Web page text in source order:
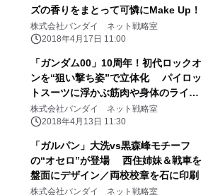
ズの香りをまとって可憐にMake Up！
株式会社バンダイ ネット戦略室
2018年4月17日 11:00
「ガンダム00」10周年！初代ロックオ
ンを“狙い撃ち姿”で立体化 パイロッ
トスーツに浮かぶ筋肉や身体のライン
まで再現
株式会社バンダイ ネット戦略室
2018年4月13日 11:30
「ガルパン」大洗vs黒森峰モチーフ
の“オセロ”が登場 西住姉妹＆戦車を
盤面にデザイン／両校校章を石に印刷
株式会社バンダイ ネット戦略室